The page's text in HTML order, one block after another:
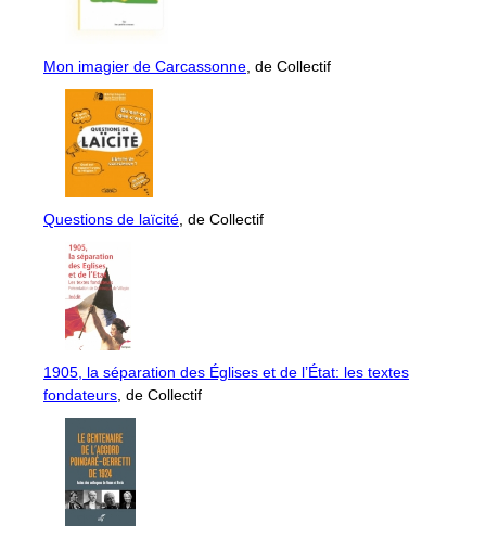
Mon imagier de Carcassonne , de Collectif
Questions de laïcité , de Collectif
1905, la séparation des Églises et de l’État: les textes
fondateurs , de Collectif